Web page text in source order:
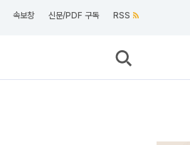
속보창 신문/PDF 구독 RSS